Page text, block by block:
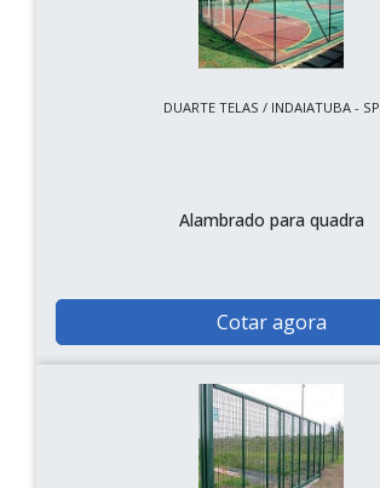
DUARTE TELAS / INDAIATUBA - SP
Alambrado para quadra
Cotar agora